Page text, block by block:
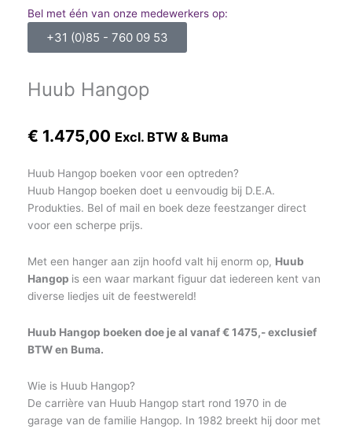
Huub Hangop
€ 1.475,00 Excl. BTW & Buma
Huub Hangop boeken voor een optreden?
Huub Hangop boeken doet u eenvoudig bij D.E.A.
Produkties. Bel of mail en boek deze feestzanger direct
voor een scherpe prijs.
Met een hanger aan zijn hoofd valt hij enorm op, Huub
Hangop is een waar markant figuur dat iedereen kent van
diverse liedjes uit de feestwereld!
Huub Hangop boeken doe je al vanaf € 1475,- exclusief
BTW en Buma.
Wie is Huub Hangop?
De carrière van Huub Hangop start rond 1970 in de
garage van de familie Hangop. In 1982 breekt hij door met
Bel met één van onze medewerkers op:
+31 (0)85 - 760 09 53